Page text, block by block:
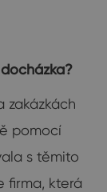
zakázkách
pomocí
s těmito
firma, která